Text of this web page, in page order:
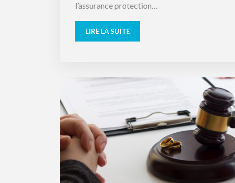
l’assurance protection…
LIRE LA SUITE